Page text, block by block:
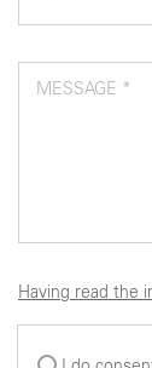
MESSAGE *
Having read the